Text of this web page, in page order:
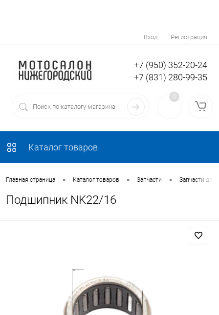
Вход Регистрация
+7 (950) 352-20-24
+7 (831) 280-99-35
0
Каталог товаров
Главная страница • Каталог товаров • Запчасти • Запчасти для
Подшипник NK22/16